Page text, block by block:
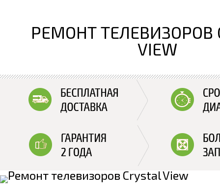
РЕМОНТ ТЕЛЕВИЗОРОВ
VIEW